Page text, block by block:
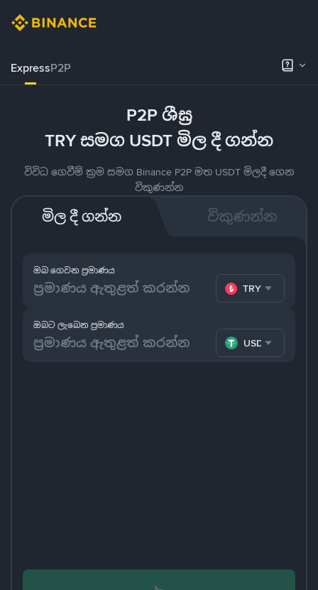
ExpressP2P
P2P ශීඝ්‍ර
TRY සමග USDT මිල දී ගන්න
විවිධ ගෙවීම් ක්‍රම සමග Binance P2P මත USDT මිලදී ගෙන
විකුණන්න
මිල දී ගන්න විකුණන්න
ඔබ ගෙවන ප්‍රමාණය
TRY
ඔබට ලැබෙන ප්‍රමාණය
USDT